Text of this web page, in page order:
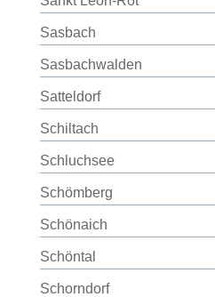
Sasbach
Sasbachwalden
Satteldorf
Schiltach
Schluchsee
Schömberg
Schönaich
Schöntal
Schorndorf